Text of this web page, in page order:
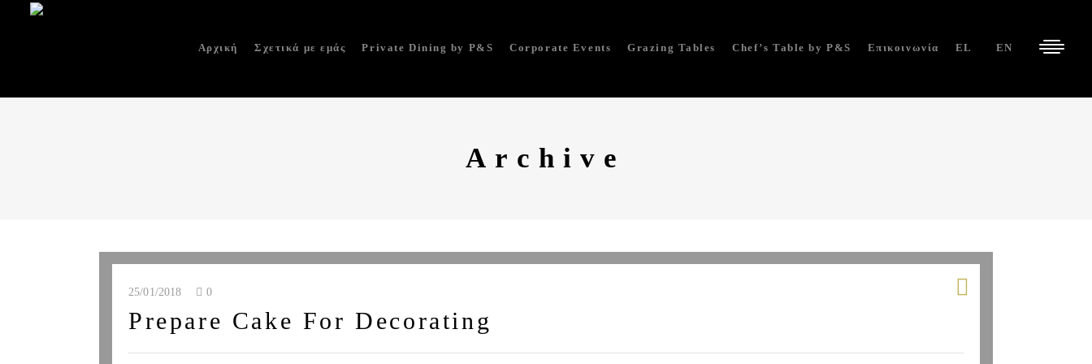
Αρχική Σχετικά με εμάς Private Dining by P&S Corporate Events Grazing Tables Chef’s Table by P&S Επικοινωνία EL EN
Archive
25/01/2018 0
Prepare Cake For Decorating